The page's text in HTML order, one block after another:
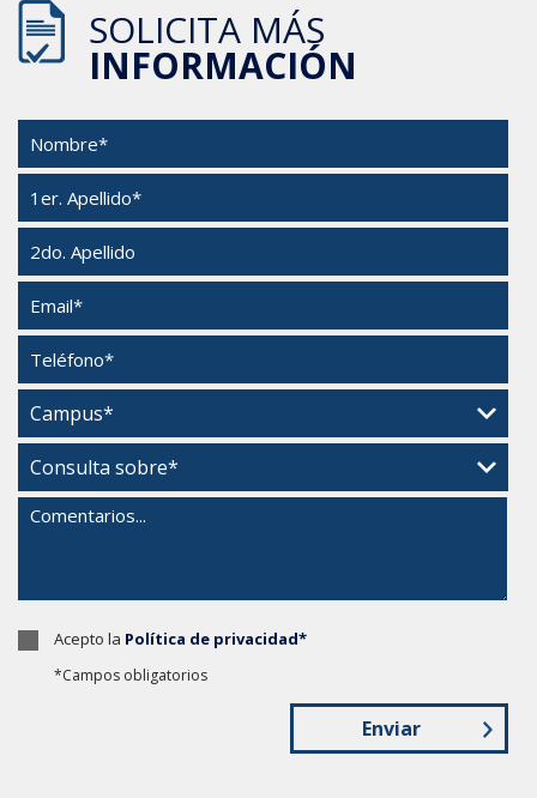
SOLICITA MÁS
INFORMACIÓN
Acepto la Política de privacidad*
*Campos obligatorios
Enviar